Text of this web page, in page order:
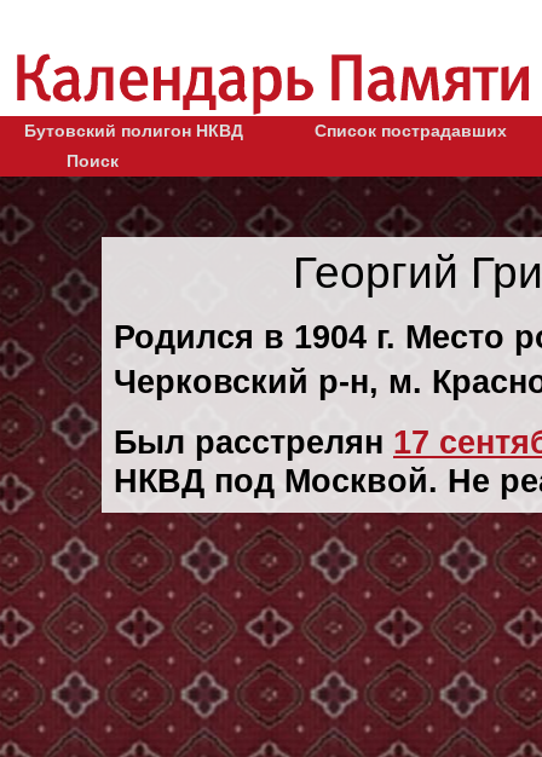
Бутовский полигон НКВД
Список пострадавших
Поиск
Георгий
Родился в 1904 г. Место
Черковский р-н, м.
Был расстрелян 17
НКВД под Москвой. Не